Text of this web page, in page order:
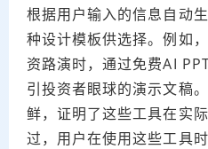
根据用户输入的信息自动
种设计模板供选择。例如
资路演时，通过免费AI
引投资者眼球的演示文稿
鲜，证明了这些工具在实
过，用户在使用这些工具